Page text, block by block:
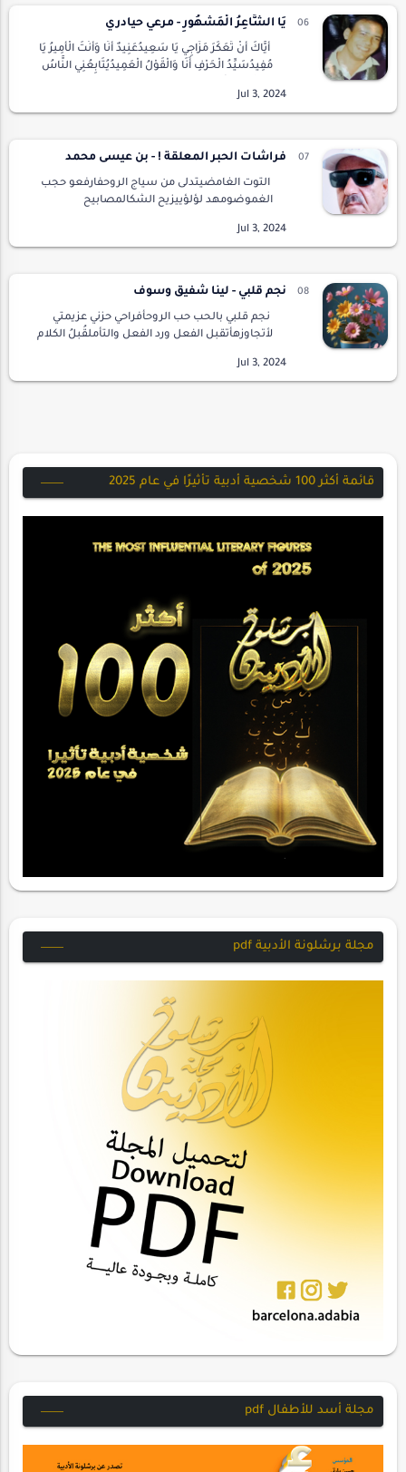
يَا الشَّاعِرُ الْمَشْهُورِ - مرعي حيادري
أَيَّاكَ أَنْ تُعَكِّرَ مَزَاجِي يَا سَعِيدُعَنِيدٌ أَنَا وَأَنْتَ الْأَمِيرُ يَا
مُفِيدُسَيِّدُ الْحَرْفِ أَنَا وَالْقَوْلُ الْعَمِيدُيُتَابِعُنِي النَّاسُ
فراشات الحبر المعلقة ! - بن عيسى محمد
التوت الغامضيتدلى من سياج الروحفارفعو حجب
الغموضومهد لؤلؤييزيح الشكالمصابيح
الحبروتمضي الى نحبهاحين تصفق لها الشوارعفي
نجم قلبي - لينا شفيق وسوف
نجم قلبي بالحب حب الروحأفراحي حزني عزيمتي
لأتجاوزهأتقبل الفعل ورد الفعل والتأملقُبلُ الكلام
علىأوتار النبض وأولويات الحياةلا يكف القل…
قائمة أكثر 100 شخصية أدبية تأثيرًا في عام 2025
مجلة برشلونة الأدبية pdf
مجلة أسد للأطفال pdf